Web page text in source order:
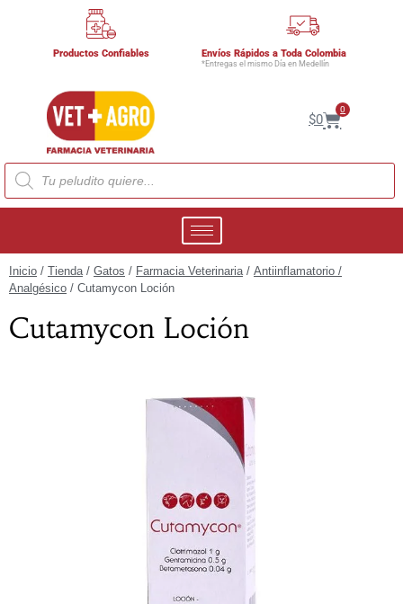
Productos Confiables Envíos Rápidos a Toda Colombia
*Entregas el mismo Día en Medellín
$0
0
Inicio / Tienda/ Gatos / Farmacia Veterinaria/ Antiinflamatorio /
Analgésico / Cutamycon Loción
Cutamycon Loción